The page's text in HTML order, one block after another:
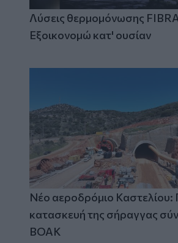
Λύσεις θερμομόνωσης
Εξοικονομώ κατ' ουσίαν
Νέο αεροδρόμιο
κατασκευή της σήραγγας
ΒΟΑΚ